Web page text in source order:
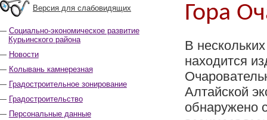
Версия для слабовидящих
Социально-экономическое развитие
Курьинского района
Новости
Колывань камнерезная
Градостроительное зонирование
Градостроительство
Персональные данные
Гора
В
находится
Алтайской
обнаружено